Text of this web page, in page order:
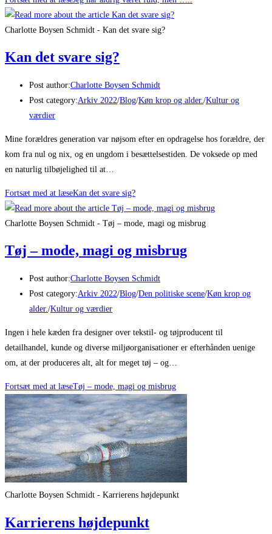
Charlotte Boysen Schmidt - Kan det svare sig?
Kan det svare sig?
Post author:Charlotte Boysen Schmidt
Post category:Arkiv 2022/Blog/Køn krop og alder. /Kultur og
værdier
Mine forældres generation var nøjsom efter en opdragelse hos forældre, der
kom fra nul og nix, og en ungdom i besættelsestiden. De voksede op med
en naturlig tilbøjelighed til at…
Fortsæt med at læseKan det svare sig?
Charlotte Boysen Schmidt - Tøj – mode, magi og misbrug
Tøj – mode, magi og misbrug
Post author:Charlotte Boysen Schmidt
Post category:Arkiv 2022/Blog/Den politiske scene/Køn krop og
alder./Kultur og værdier
Ingen i hele kæden fra designer over tekstil- og tøjproducent til
detailhandel, kunde og diverse miljøorganisationer er efterhånden uenige
om, at der produceres alt, alt for meget tøj – og…
Fortsæt med at læseTøj – mode, magi og misbrug
Charlotte Boysen Schmidt - Karrierens højdepunkt
Karrierens højdepunkt